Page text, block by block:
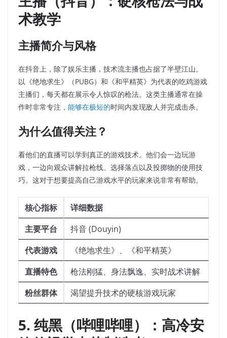
术教学
主播简介与风格
在抖音上，除了娱乐主播，技术流主播也占据了半壁江山。
以《绝地求生》（PUBG）和《和平精英》为代表的吃鸡游戏
主播们，每天都在展示令人惊叹的枪法。这类主播通常在操
作时非常专注， 能够在极短的时间内发现敌人并完成击杀。
为什么值得关注？
看他们的直播可以学到真正的游戏技术。他们会一边玩游
戏，一边向观众讲解拉枪线、选择落点以及投掷物的使用技
巧。这对于想要提高自己游戏水平的玩家来说非常有帮助。
核心指标
详细数据
主要平台
抖音 (Douyin)
代表游戏
《绝地求生》、《和平精英》
直播特色
枪法刚猛、身法飘逸、实时战术讲解
粉丝群体
渴望提升技术的硬核游戏玩家
5. 纯黑（哔哩哔哩）：高冷安